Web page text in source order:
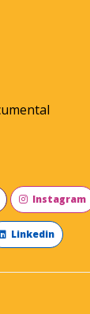
Instagram
Linkedin